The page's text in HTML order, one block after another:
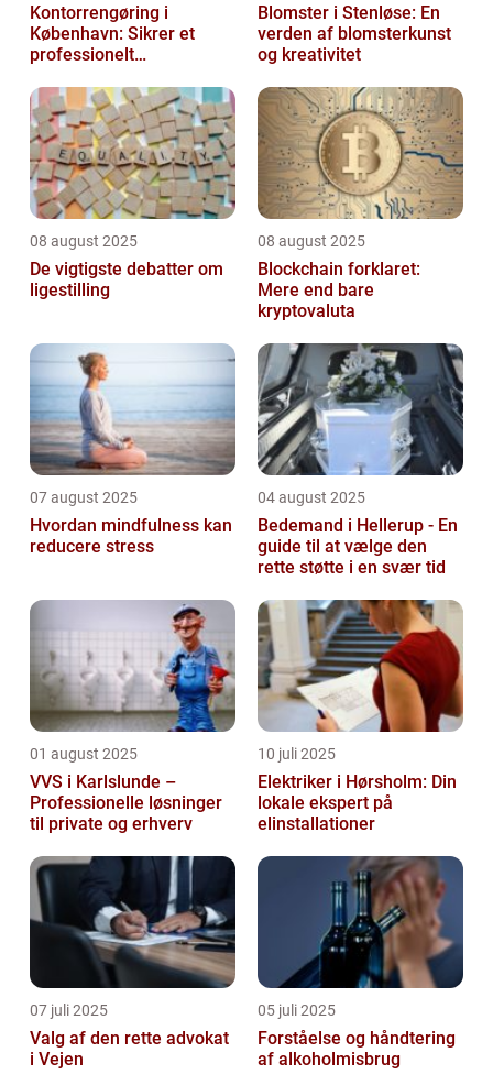
Kontorrengøring i
København: Sikrer et
professionelt
Blomster i Stenløse: En
verden af blomsterkunst
og kreativitet
08 august 2025
De vigtigste debatter om
ligestilling
08 august 2025
Blockchain forklaret:
Mere end bare
kryptovaluta
07 august 2025
Hvordan mindfulness kan
reducere stress
04 august 2025
Bedemand i Hellerup - En
guide til at vælge den
rette støtte i en svær tid
01 august 2025
VVS i Karlslunde –
Professionelle løsninger
til private og erhverv
10 juli 2025
Elektriker i Hørsholm: Din
lokale ekspert på
elinstallationer
07 juli 2025
Valg af den rette advokat
i Vejen
05 juli 2025
Forståelse og håndtering
af alkoholmisbrug